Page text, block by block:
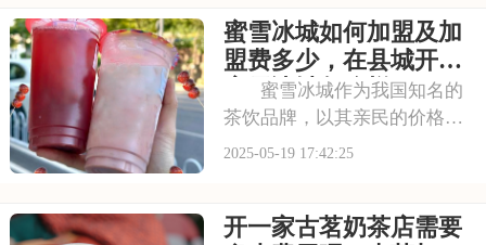
是迈出成功的一步。接下来，
我们将为您揭秘霸王茶姬的加
盟政策，帮助您更好
蜜雪冰城如何加盟及加
盟费多少，在县城开个
蜜雪冰城怎么样
蜜雪冰城作为我国知名的
茶饮品牌，以其亲民的价格和
优质的产品，赢得了广大消费
外，蜜雪冰城还为创业者提供
2025-05-19 17:42:25
开一家古茗奶茶店需要